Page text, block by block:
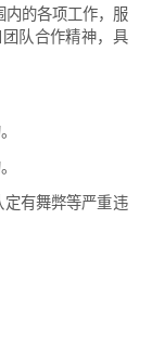
的各项工作，服
队合作精神，具
有舞弊等严重违